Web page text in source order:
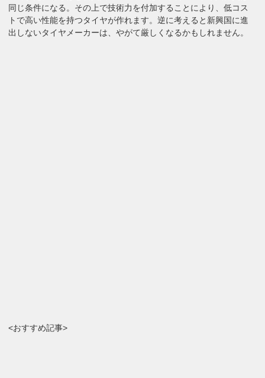
同じ条件になる。その上で技術力を付加することにより、低コス
トで高い性能を持つタイヤが作れます。逆に考えると新興国に進
出しないタイヤメーカーは、やがて厳しくなるかもしれません。
<おすすめ記事>